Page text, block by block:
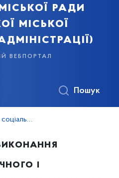
ради
міської
вебпортал
Пошук
Програма економічного і соціального розвитку м.Києва на 2024-2026 роки
і